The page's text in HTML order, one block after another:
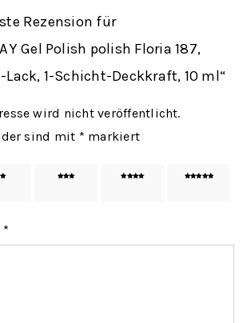
Rezension für
Gel Polish polish Floria 187,
Lack, 1-Schicht-Deckkraft, 10 ml“
wird nicht veröffentlicht.
sind mit * markiert
3 von
4 von
5 von
*